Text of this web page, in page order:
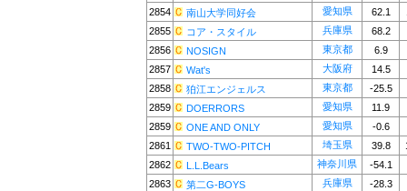
2854
南山大学同好会 愛知県 62.1
2855
コア・スタイル 兵庫県
68.2
2856
NOSIGN 東京都
6.9
2857
Wat's 大阪府
14.5
2858
狛江エンジェルス 東京都
-25.5
2859
DOERRORS 愛知県
11.9
2859
ONE AND ONLY 愛知県
-0.6
2861
TWO-TWO-PITCH 埼玉県 39.8
2862
L.L.Bears 神奈川県
-54.1
2863
第二G-BOYS 兵庫県
-28.3